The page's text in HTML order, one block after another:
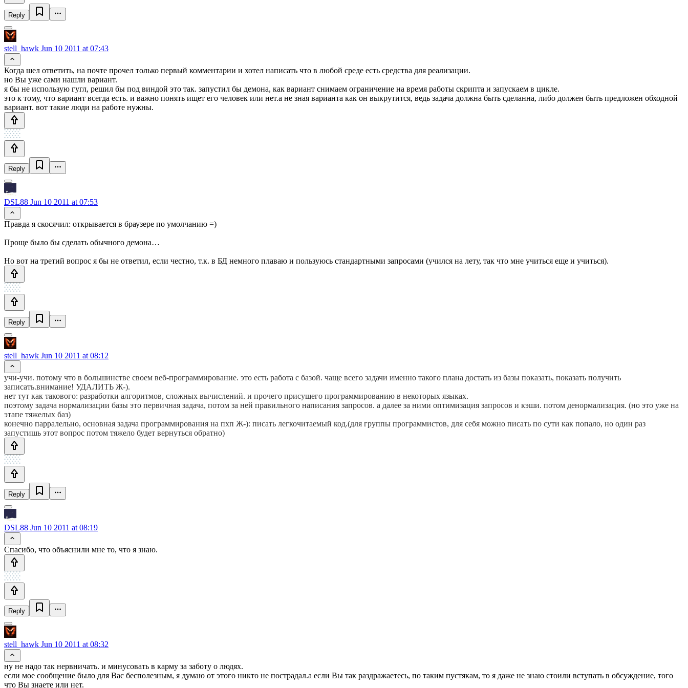
Reply
stell_hawk Jun 10 2011 at 07:43
Когда шел ответить, на почте прочел только первый комментарии и хотел написать что в любой среде есть средства для реализации.
но Вы уже сами нашли вариант.
я бы не использую гугл, решил бы под виндой это так. запустил бы демона, как вариант снимаем ограничение на время работы скрипта и запускаем в цикле.
это к тому, что вариант всегда есть. и важно понять ищет его человек или нет.а не зная варианта как он выкрутится, ведь задача должна быть сделанна, либо должен быть предложен обходной
вариант. вот такие люди на работе нужны.
Reply
DSL88 Jun 10 2011 at 07:53
Правда я скосячил: открывается в браузере по умолчанию =)
Проще было бы сделать обычного демона…
Но вот на третий вопрос я бы не ответил, если честно, т.к. в БД немного плаваю и пользуюсь стандартными запросами (учился на лету, так что мне учиться еще и учиться).
Reply
stell_hawk Jun 10 2011 at 08:12
учи-учи. потому что в большинстве своем веб-программирование. это есть работа с базой. чаще всего задачи именно такого плана достать из базы показать, показать получить
записать.внимание! УДАЛИТЬ Ж-).
нет тут как такового: разработки алгоритмов, сложных вычислений. и прочего присущего программированию в некоторых языках.
поэтому задача нормализации базы это первичная задача, потом за ней правильного написания запросов. а далее за ними оптимизация запросов и кэши. потом денормализация. (но это уже на
этапе тяжелых баз)
конечно парралельно, основная задача программирования на пхп Ж-): писать легкочитаемый код.(для группы программистов, для себя можно писать по сути как попало, но один раз
запустишь этот вопрос потом тяжело будет вернуться обратно)
Reply
DSL88 Jun 10 2011 at 08:19
Спасибо, что объяснили мне то, что я знаю.
Reply
stell_hawk Jun 10 2011 at 08:32
ну не надо так нервничать. и минусовать в карму за заботу о людях.
если мое сообщение было для Вас бесполезным, я думаю от этого никто не пострадал.а если Вы так раздражаетесь, по таким пустякам, то я даже не знаю стоили вступать в обсуждение, того
что Вы знаете или нет.